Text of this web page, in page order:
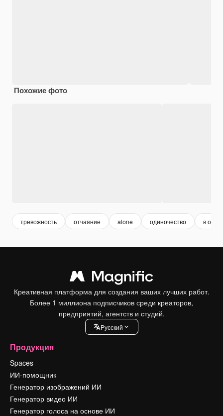
Похожие фото
тревожность отчаяние alone одиночество в
Креативная платформа для создания ваших лучших работ.
Более 1 миллиона подписчиков среди креаторов,
предприятий, агентств и студий.
Pусский
Продукция
Spaces
ИИ-помощник
Генератор изображений ИИ
Генератор видео ИИ
Генератор голоса на основе ИИ